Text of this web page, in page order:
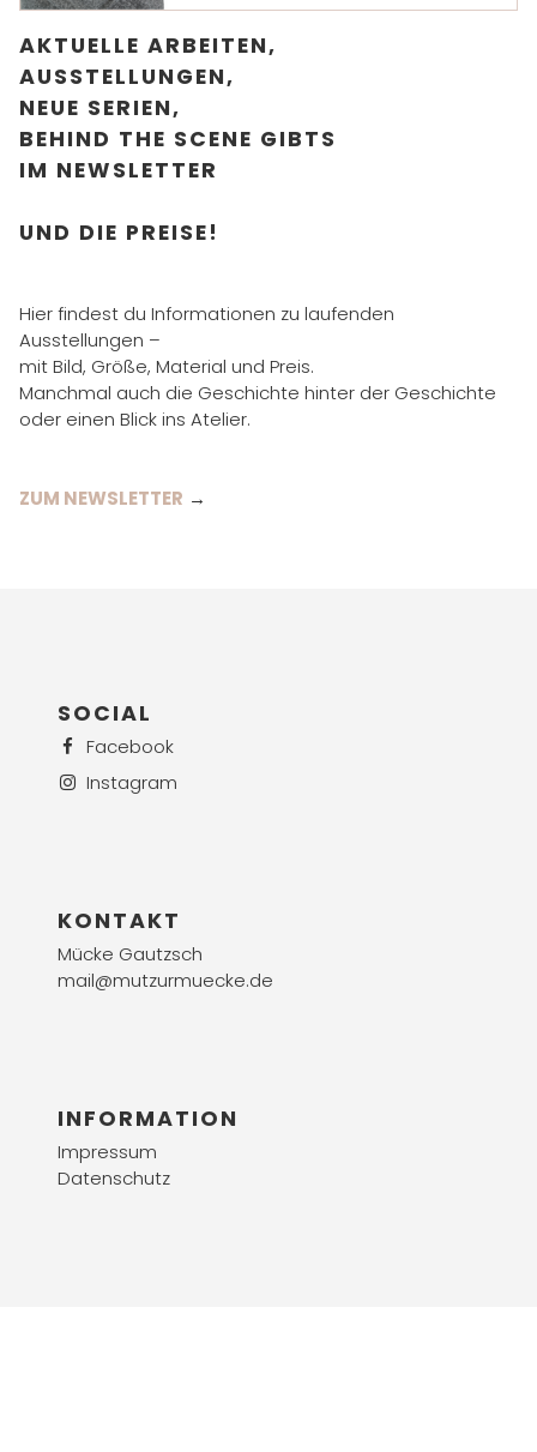
AKTUELLE ARBEITEN,
AUSSTELLUNGEN,
NEUE SERIEN,
BEHIND THE SCENE GIBTS
IM NEWSLETTER
UND DIE PREISE!
Hier findest du Informationen zu laufenden
Ausstellungen –
mit Bild, Größe, Material und Preis.
Manchmal auch die Geschichte hinter der Geschichte
oder einen Blick ins Atelier.
ZUM NEWSLETTER →
SOCIAL
Facebook
Instagram
KONTAKT
Mücke Gautzsch
mail@mutzurmuecke.de
INFORMATION
Impressum
Datenschutz